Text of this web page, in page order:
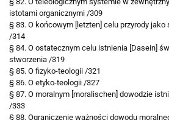
istotami organicznymi /309
§ 83. O końcowym [letzten] celu przyrody
/314
§ 84. O ostatecznym celu istnienia [Dasein]
stworzenia /319
§ 85. O fizyko-teologii /321
§ 86. O etyko-teologii /327
§ 87. O moralnym [moralischen] dowodzie
/333
§ 88. Ograniczenie ważności dowodu